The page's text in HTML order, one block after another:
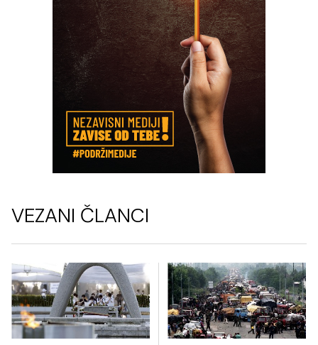
VEZANI ČLANCI